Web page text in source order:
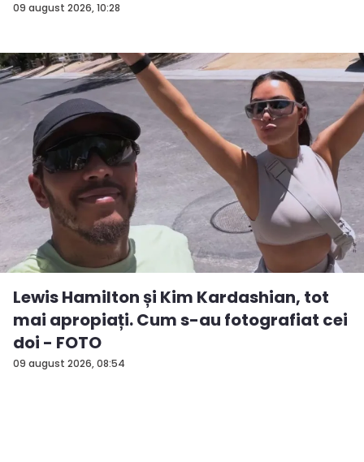
09 august 2026, 10:28
09 august 2026, 08:54
Lewis Hamilton și Kim Kardashian, tot
mai apropiați. Cum s-au fotografiat cei
doi - FOTO